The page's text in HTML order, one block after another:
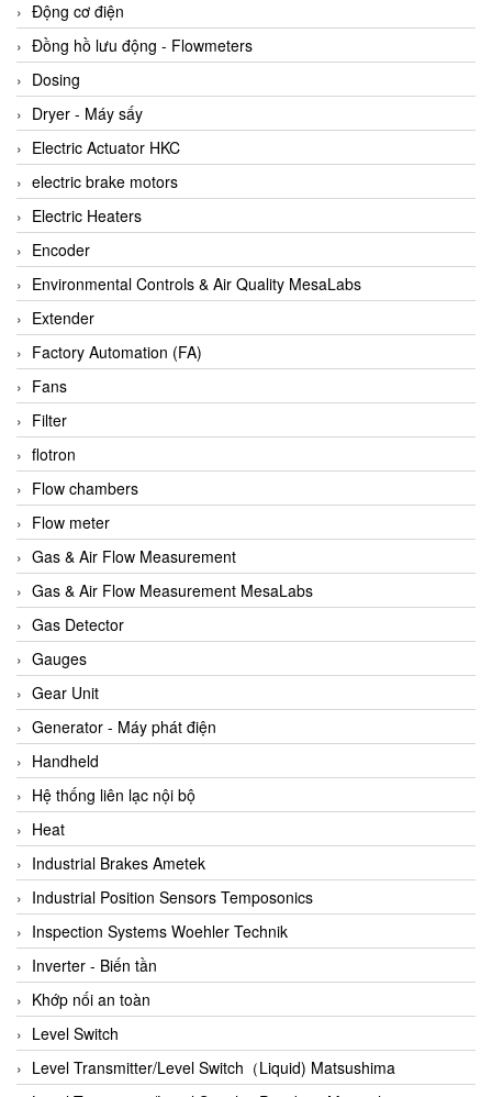
AMPTRON Vietnam
AND Vietnam
ANDERSON-NEGELE
ANDILOG Technologies Vietnam
Anritsu
ANTEC S.A
Antico pumps
Anybus/ HMS
AOBEN
Apex Dynamics Vietnam
Apex Dynamics Vietnam
Apiste
APLISENS VietNam
Apollo Fire
Appleton
AQ Matic
Aqualabo Vietnam
Aquametro
ARCA Regler
Arcos Hydraulik
Ardetem-Sfere-Vietnam
Argal
AS ENERGI
ASCO CO2
Asker
AT2E
ATC Pneumatic
ATEX System
ATI - IA
ATI (Analytical Technology Inc)
Atos
Atrax
Động cơ điện
Đồng hồ lưu động - Flowmeters
Dosing
Dryer - Máy sấy
Electric Actuator HKC
electric brake motors
Electric Heaters
Encoder
Environmental Controls & Air Quality MesaLabs
Extender
Factory Automation (FA)
Fans
Filter
flotron
Flow chambers
Flow meter
Gas & Air Flow Measurement
Gas & Air Flow Measurement MesaLabs
Gas Detector
Gauges
Gear Unit
Generator - Máy phát điện
Handheld
Hệ thống liên lạc nội bộ
Heat
Industrial Brakes Ametek
Industrial Position Sensors Temposonics
Inspection Systems Woehler Technik
Inverter - Biến tần
Khớp nối an toàn
Level Switch
Level Transmitter/Level Switch（Liquid) Matsushima